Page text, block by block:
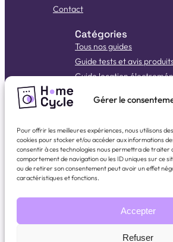
Gérer le
Pour offrir les meilleures expériences, nous utilisons
cookies pour stocker et/ou accéder aux informations
consentir à ces technologies nous permettra de traiter
comportement de navigation ou les ID uniques sur ce
ou de retirer son consentement peut avoir un effet
caractéristiques et fonctions.
Accepter
Refuser
Contact
Catégories
Tous nos guides
Guide tests et avis
Guide location
Guide test et avis produits
Guide panne lave-linge
Réseaux